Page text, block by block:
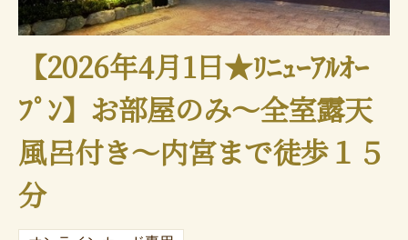
【2026年4月1日★ﾘﾆｭｰｱﾙｵｰ
ﾌﾟﾝ】お部屋のみ～全室露天
風呂付き～内宮まで徒歩１５
分